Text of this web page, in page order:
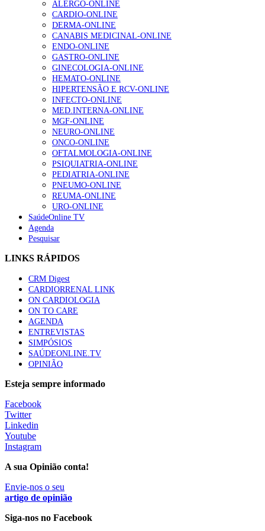
que entre março de 2020 e outubro de 2021 não fizeram o diagnóstico
(…) para que cheguem aos centros de saúde e sejam reavaliados”.
Número de rastreios oncológicos ainda está abaixo dos níveis pré-
gesto conta e cada profissional faz a diferença”
202 visualizações
Alguns milhares de utentes podem ficar sem médico de
família com nova regras do registo, alerta associação
175 visualizações
Quase quatro em cada dez doentes com enfarte
apresentavam níveis elevados de Lp(a), revela estudo
86 visualizações
“Os programas de rastreio do cancro do pulmão são
custo-efetivos e representam um investimento
sustentável para os sistemas de saúde”
66 visualizações
Trodelvy aprovado para primeira linha no cancro da
elegíveis para inibidores PD-(L)1
61 visualizações
Especialistas defendem mais potássio na alimentação
para ajudar a controlar a hipertensão
57 visualizações
MAIS NOTÍCIAS
Sindicato diz que nova carreira de médicos dentistas reforça
estabilidade no SNS
6 Ago, 2026
Mais de 400 utentes beneficiaram de comparticipação reforçada
para tratamentos de infertilidade na Madeira
6 Ago, 2026 0 Comments
ALERGO-ONLINE
CARDIO-ONLINE
DERMA-ONLINE
CANABIS MEDICINAL-ONLINE
ENDO-ONLINE
GASTRO-ONLINE
GINECOLOGIA-ONLINE
HEMATO-ONLINE
HIPERTENSÃO E RCV-ONLINE
INFECTO-ONLINE
MED.INTERNA-ONLINE
MGF-ONLINE
NEURO-ONLINE
ONCO-ONLINE
OFTALMOLOGIA-ONLINE
PSIQUIATRIA-ONLINE
PEDIATRIA-ONLINE
PNEUMO-ONLINE
REUMA-ONLINE
URO-ONLINE
SaúdeOnline TV
Agenda
Pesquisar
LINKS RÁPIDOS
CRM Digest
CARDIORRENAL LINK
ON CARDIOLOGIA
ON TO CARE
AGENDA
ENTREVISTAS
SIMPÓSIOS
SAÚDEONLINE.TV
OPINIÃO
Esteja sempre informado
Facebook
Twitter
Linkedin
Youtube
Instagram
A sua Opinião conta!
Envie-nos o seu
artigo de opinião
Siga-nos no Facebook